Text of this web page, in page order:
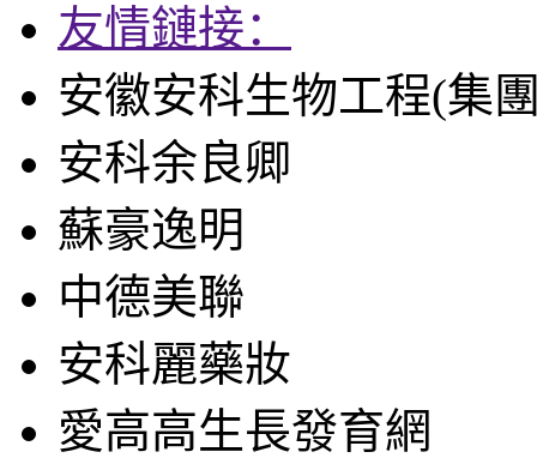
友情鏈接：
安徽安科生物工程(集
安科余良卿
蘇豪逸明
中德美聯
安科麗藥妝
愛高高生長發育網